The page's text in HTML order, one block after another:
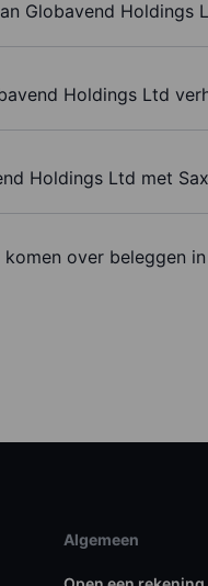
Globavend Holdings
Holdings Ltd
Holdings Ltd met
over beleggen
Algemeen